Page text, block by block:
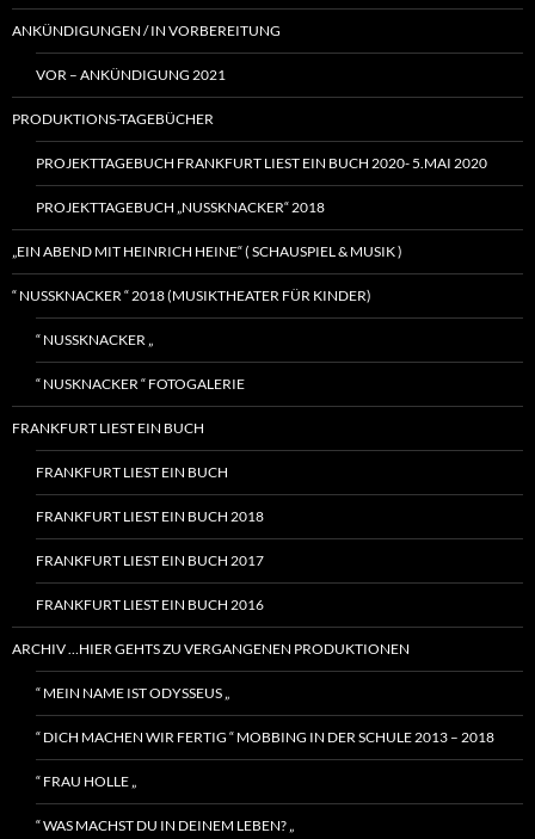
ANKÜNDIGUNGEN / IN VORBEREITUNG
VOR – ANKÜNDIGUNG 2021
PRODUKTIONS-TAGEBÜCHER
PROJEKTTAGEBUCH FRANKFURT LIEST EIN BUCH 2020- 5.MAI 2020
PROJEKTTAGEBUCH „NUSSKNACKER“ 2018
„EIN ABEND MIT HEINRICH HEINE“ ( SCHAUSPIEL & MUSIK )
“ NUSSKNACKER “ 2018 (MUSIKTHEATER FÜR KINDER)
“ NUSSKNACKER „
“ NUSKNACKER “ FOTOGALERIE
FRANKFURT LIEST EIN BUCH
FRANKFURT LIEST EIN BUCH
FRANKFURT LIEST EIN BUCH 2018
FRANKFURT LIEST EIN BUCH 2017
FRANKFURT LIEST EIN BUCH 2016
ARCHIV …HIER GEHTS ZU VERGANGENEN PRODUKTIONEN
“ MEIN NAME IST ODYSSEUS „
“ DICH MACHEN WIR FERTIG “ MOBBING IN DER SCHULE 2013 – 2018
“ FRAU HOLLE „
“ WAS MACHST DU IN DEINEM LEBEN? „